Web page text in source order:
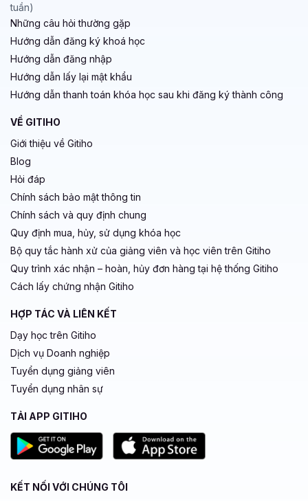
tuần)
Những câu hỏi thường gặp
Hướng dẫn đăng ký khoá học
Hướng dẫn đăng nhập
Hướng dẫn lấy lại mật khẩu
Hướng dẫn thanh toán khóa học sau khi đăng ký thành công
VỀ GITIHO
Giới thiệu về Gitiho
Blog
Hỏi đáp
Chính sách bảo mật thông tin
Chính sách và quy định chung
Quy định mua, hủy, sử dụng khóa học
Bộ quy tắc hành xử của giảng viên và học viên trên Gitiho
Quy trình xác nhận – hoàn, hủy đơn hàng tại hệ thống Gitiho
Cách lấy chứng nhận Gitiho
HỢP TÁC VÀ LIÊN KẾT
Dạy học trên Gitiho
Dịch vụ Doanh nghiệp
Tuyển dụng giảng viên
Tuyển dụng nhân sự
TẢI APP GITIHO
KẾT NỐI VỚI CHÚNG TÔI